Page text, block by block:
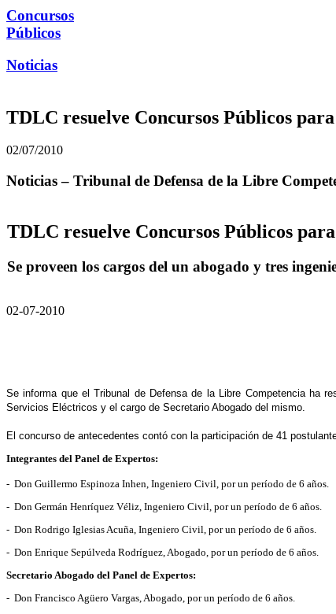
Concursos
Públicos
Noticias
TDLC resuelve Concursos Públicos
02/07/2010
Noticias – Tribunal de Defensa de la Libre
TDLC resuelve Concursos Públicos
Se proveen los cargos del un abogado y tres
02-07-2010
Se informa que el Tribunal de Defensa de la Libre Competencia ha
Servicios Eléctricos y el cargo de Secretario Abogado del mismo.
El concurso de antecedentes contó con la participación de 41
Integrantes del Panel de Expertos:
- Don Guillermo Espinoza Inhen, Ingeniero Civil, por un período de 6 años.
- Don Germán Henríquez Véliz, Ingeniero Civil, por un período de 6 años.
- Don Rodrigo Iglesias Acuña, Ingeniero Civil, por un período de 6 años.
- Don Enrique Sepúlveda Rodríguez, Abogado, por un período de 6 años.
Secretario Abogado del Panel de Expertos:
- Don Francisco Agüero Vargas, Abogado, por un período de 6 años.